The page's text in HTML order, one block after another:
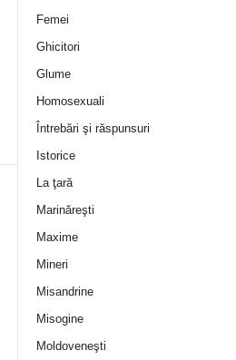
Femei
Ghicitori
Glume
Homosexuali
Întrebări şi răspunsuri
Istorice
La ţară
Marinăreşti
Maxime
Mineri
Misandrine
Misogine
Moldoveneşti